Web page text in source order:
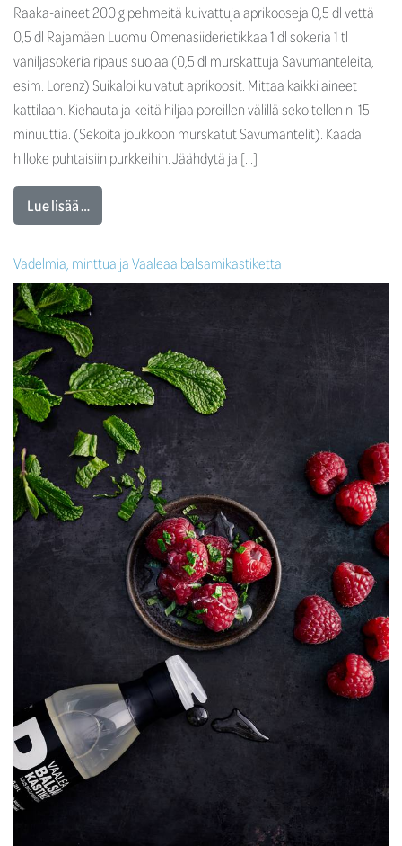
Raaka-aineet 200 g pehmeitä kuivattuja aprikooseja 0,5 dl vettä
0,5 dl Rajamäen Luomu Omenasiiderietikkaa 1 dl sokeria 1 tl
vaniljasokeria ripaus suolaa (0,5 dl murskattuja Savumanteleita,
esim. Lorenz) Suikaloi kuivatut aprikoosit. Mittaa kaikki aineet
kattilaan. Kiehauta ja keitä hiljaa poreillen välillä sekoitellen n. 15
minuuttia. (Sekoita joukkoon murskatut Savumantelit). Kaada
hilloke puhtaisiin purkkeihin. Jäähdytä ja […]
Lue lisää …
Vadelmia, minttua ja Vaaleaa balsamikastiketta